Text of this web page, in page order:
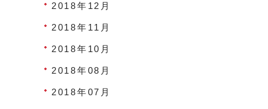
2018年12月
2018年11月
2018年10月
2018年08月
2018年07月